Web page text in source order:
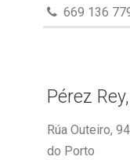
669 136
Pérez
Rúa Outeiro,
do Porto